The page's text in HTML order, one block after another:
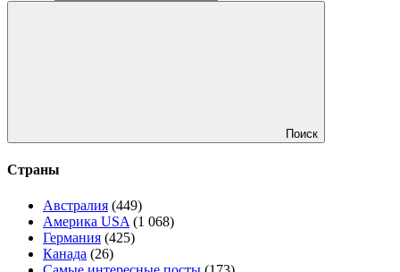
Поиск
Страны
Австралия (449)
Америка USA (1 068)
Германия (425)
Канада (26)